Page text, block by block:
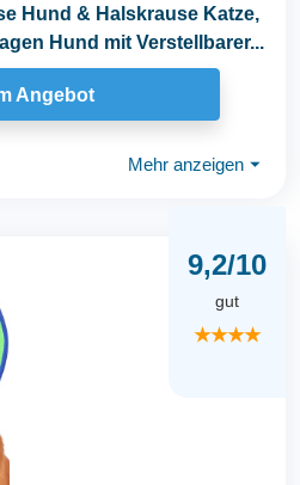
Hund & Halskrause Katze,
Hund mit Verstellbarer...
Angebot
Mehr anzeigen ⏷
9,2/10
gut
★★★★